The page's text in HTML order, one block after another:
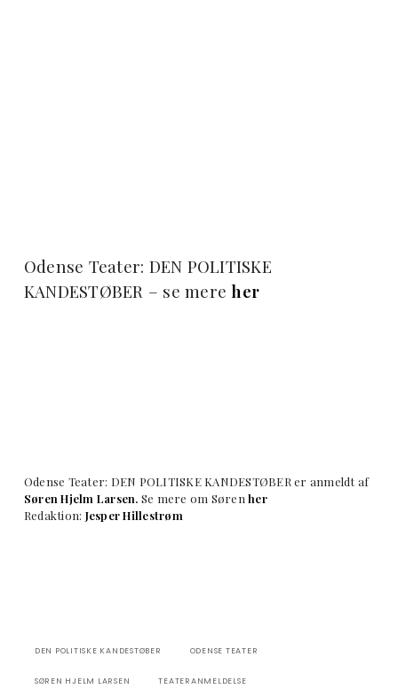
Odense Teater: DEN POLITISKE
KANDESTØBER – se mereher
Odense Teater: DEN POLITISKE KANDESTØBER er anmeldt af
Søren Hjelm Larsen. Se mere om Sørenher
Redaktion: Jesper Hillestrøm
DEN POLITISKE KANDESTØBER ODENSE TEATER
SØREN HJELM LARSEN TEATERANMELDELSE